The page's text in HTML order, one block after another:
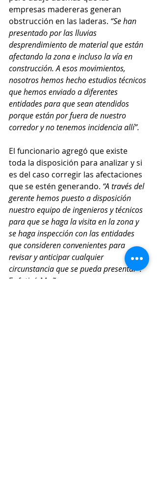
empresas madereras generan
obstrucción en las laderas. “Se han
presentado por las lluvias
desprendimiento de material que están
afectando la zona e incluso la vía en
construcción. A esos movimientos,
nosotros hemos hecho estudios técnicos
que hemos enviado a diferentes
entidades para que sean atendidos
porque están por fuera de nuestro
corredor y no tenemos incidencia allí”.
El funcionario agregó que existe
toda la disposición para analizar y si
es del caso corregir las afectaciones
que se estén generando. “A través del
gerente hemos puesto a disposición
nuestro equipo de ingenieros y técnicos
para que se haga la visita en la zona y
se haga inspección con las entidades
que consideren convenientes para
revisar y anticipar cualquier
circunstancia que se pueda presentar”.
Enfatizó Muñoz.